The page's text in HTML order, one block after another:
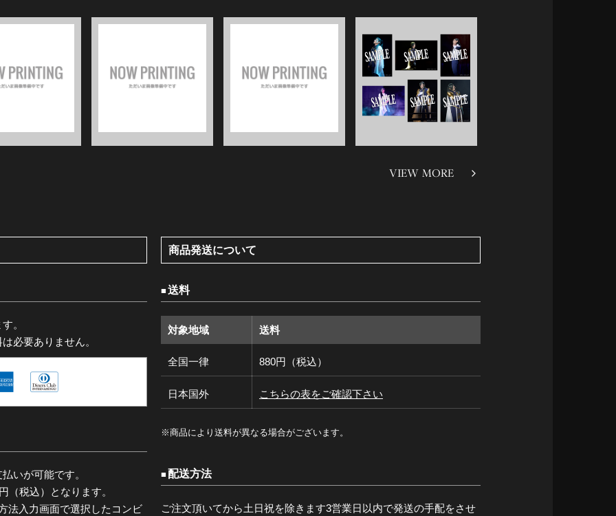
VIEW MORE
。
必要ありません。
いが可能です。
（税込）となります。
法入力画面で選択したコンビ
商品発送について
送料
対象地域 送料
全国一律 880円（税込）
日本国外 こちらの表をご確認下さい
※商品により送料が異なる場合がございます。
配送方法
ご注文頂いてから土日祝を除きます3営業日以内で発送の手配をさせ